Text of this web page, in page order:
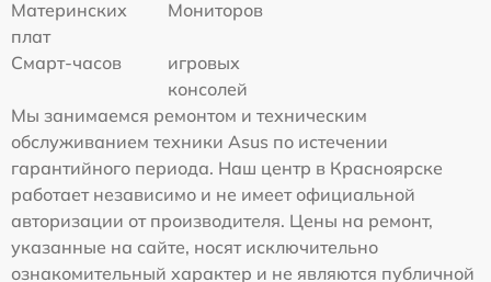
Материнских
плат
Мониторов
Смарт-часов
игровых
консолей
Мы занимаемся ремонтом и техническим
обслуживанием техники Asus по истечении
гарантийного периода. Наш центр в Красноярске
работает независимо и не имеет официальной
авторизации от производителя. Цены на ремонт,
указанные на сайте, носят исключительно
ознакомительный характер и не являются публичной